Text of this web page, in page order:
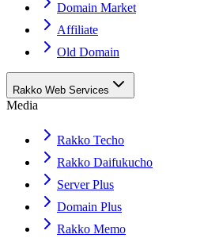
Domain Market
Affiliate
Old Domain
Rakko Web Services
Media
Rakko Techo
Rakko Daifukucho
Server Plus
Domain Plus
Rakko Memo